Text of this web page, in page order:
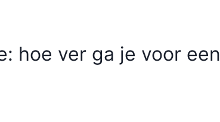
hoe ver ga je voor een